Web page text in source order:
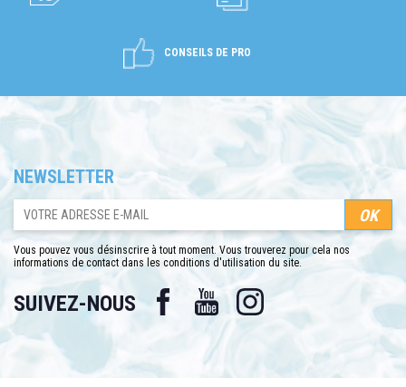
CONSEILS DE PRO
NEWSLETTER
Vous pouvez vous désinscrire à tout moment. Vous trouverez pour cela nos
informations de contact dans les conditions d'utilisation du site.
SUIVEZ-NOUS Facebook YouTube Instagram